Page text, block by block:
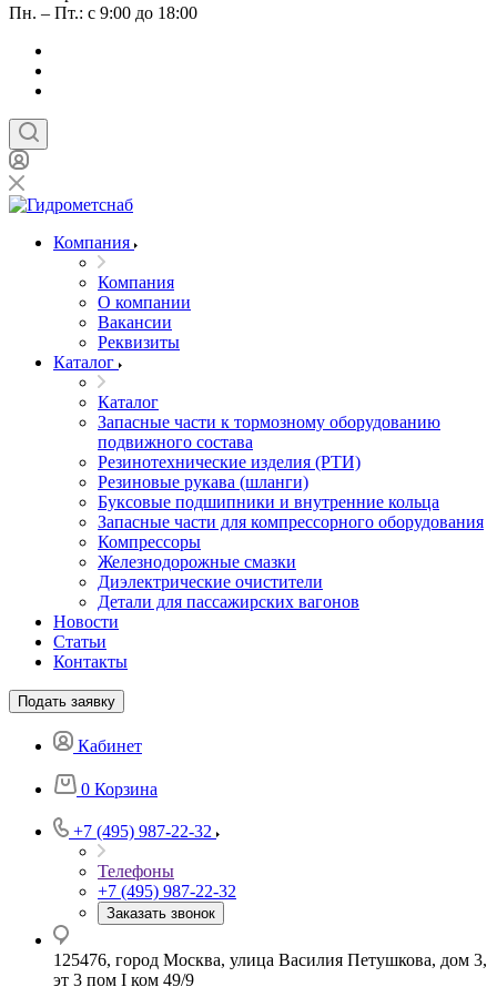
Пн. – Пт.: с 9:00 до 18:00
Компания
Компания
О компании
Вакансии
Реквизиты
Каталог
Каталог
Запасные части к тормозному оборудованию
подвижного состава
Резинотехнические изделия (РТИ)
Резиновые рукава (шланги)
Буксовые подшипники и внутренние кольца
Запасные части для компрессорного оборудования
Компрессоры
Железнодорожные смазки
Диэлектрические очистители
Детали для пассажирских вагонов
Новости
Статьи
Контакты
Подать заявку
Кабинет
0 Корзина
+7 (495) 987-22-32
Телефоны
+7 (495) 987-22-32
Заказать звонок
125476, город Москва, улица Василия Петушкова, дом 3,
эт 3 пом I ком 49/9